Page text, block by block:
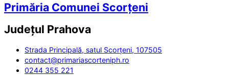
Primăria Comunei Scorțeni
Județul Prahova
Strada Principală, satul Scorțeni, 107505
contact@primariascorteniph.ro
0244 355 221